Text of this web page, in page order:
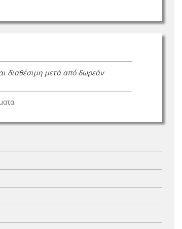
διαθέσιμη μετά από δωρεάν